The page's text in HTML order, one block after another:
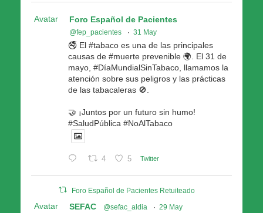
Avatar Foro Español de Pacientes
@fep_pacientes · 31 May
🚭 El #tabaco es una de las principales
causas de #muerte prevenible 🌍. El 31 de
mayo, #DíaMundialSinTabaco, llamamos la
atención sobre sus peligros y las prácticas
de las tabacaleras 🚫.
🤝 ¡Juntos por un futuro sin humo!
#SaludPública #NoAlTabaco
4 5 Twitter
Foro Español de Pacientes Retuiteado
Avatar SEFAC @sefac_aldia · 29 May